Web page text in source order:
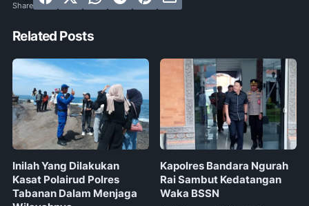
Related Posts
Inilah Yang Dilakukan
Kasat Polairud Polres
Tabanan Dalam Menjaga
Kapolres Bandara Ngurah
Rai Sambut Kedatangan
Waka BSSN